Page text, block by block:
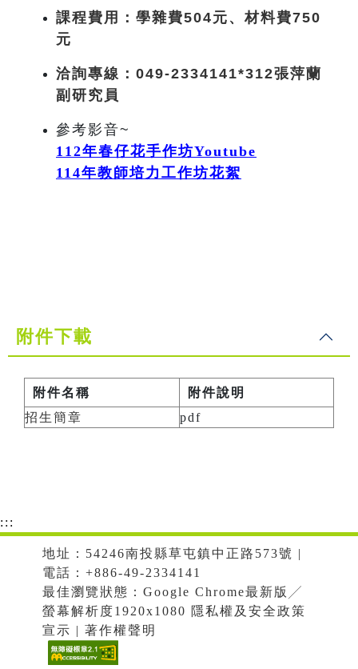
課程費用： 學雜費504元 、材料費750
元
洽詢專線：049-2334141*312張萍蘭
副研究員
參考影音~
112年春仔花手作坊Youtube
114年教師培力工作坊花絮
附件下載
附件名稱
附件說明
招生簡章
pdf
:::
地址：54246南投縣草屯鎮中正路573號 |
電話：+886-49-2334141
最佳瀏覽狀態：Google Chrome最新版╱
螢幕解析度1920x1080 隱私權及安全政策
宣示 | 著作權聲明